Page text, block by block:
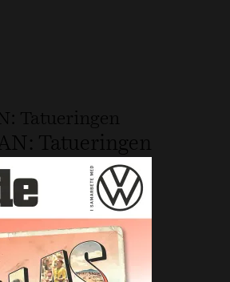
Tatueringen
Tatueringen